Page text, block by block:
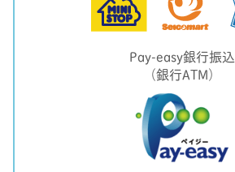
Pay-easy銀行振込
（銀行ATM）